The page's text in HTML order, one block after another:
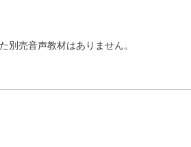
別売音声教材はありません。